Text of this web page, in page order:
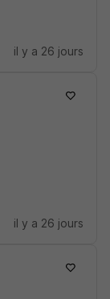
il y a 26 jours
il y a 26 jours